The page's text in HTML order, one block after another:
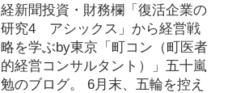
経新聞投資・財務欄「復活企業の
研究4 アシックス」から経営戦
略を学ぶby東京「町コン（町医者
的経営コンサルタント）」五十嵐
勉のブログ。 6月末、五輪を控え